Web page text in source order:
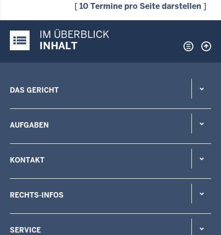
[10 Termine pro Seite darstellen ]
Justiz-Portal im Überblick:
IM ÜBERBLICK
INHALT
DAS GERICHT
AUFGABEN
KONTAKT
RECHTS-INFOS
SERVICE